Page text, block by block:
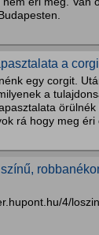
a
egy corgit.
a
rá hogy meg éri
4/